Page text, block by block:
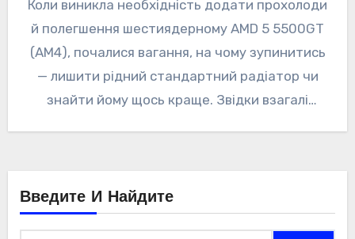
Коли виникла необхідність додати прохолоди
й полегшення шестиядерному AMD 5 5500GT
(AM4), почалися вагання, на чому зупинитись
— лишити рідний стандартний радіатор чи
знайти йому щось краще. Звідки взагалі
Введите И Найдите